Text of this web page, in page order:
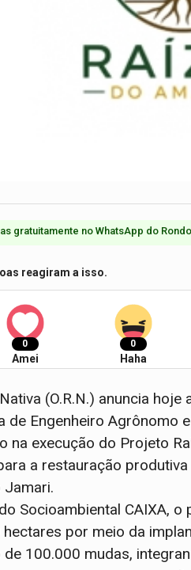
gratuitamente no WhatsApp do
reagiram a isso.
0
Amei
0
Haha
(O.R.N.) anuncia
de Engenheiro Agrônomo
na execução do Projeto
a restauração
Jamari.
Socioambiental CAIXA,
por meio da
de 100.000 mudas,